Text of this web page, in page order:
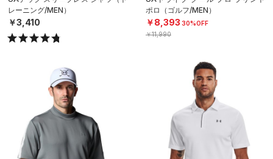
レーニング/MEN）
￥3,410
ポロ（ゴルフ/MEN）
￥8,393 30%OFF
￥11,990